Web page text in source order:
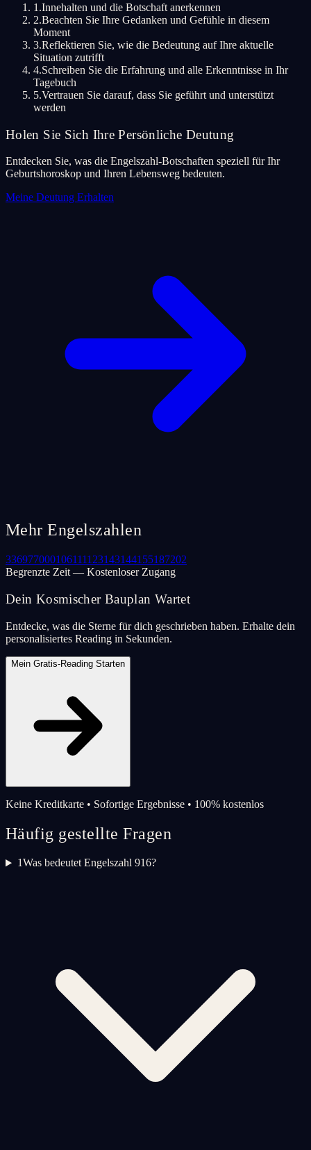
1.Innehalten und die Botschaft anerkennen
2.Beachten Sie Ihre Gedanken und Gefühle in diesem
Moment
3.Reflektieren Sie, wie die Bedeutung auf Ihre aktuelle
Situation zutrifft
4.Schreiben Sie die Erfahrung und alle Erkenntnisse in Ihr
Tagebuch
5.Vertrauen Sie darauf, dass Sie geführt und unterstützt
werden
Holen Sie Sich Ihre Persönliche Deutung
Entdecken Sie, was die Engelszahl-Botschaften speziell für Ihr
Geburtshoroskop und Ihren Lebensweg bedeuten.
Meine Deutung Erhalten
Mehr Engelszahlen
336977000106111123143144155187202
Begrenzte Zeit — Kostenloser Zugang
Dein Kosmischer Bauplan Wartet
Entdecke, was die Sterne für dich geschrieben haben. Erhalte dein
personalisiertes Reading in Sekunden.
Mein Gratis-Reading Starten
Keine Kreditkarte • Sofortige Ergebnisse • 100% kostenlos
Häufig gestellte Fragen
1Was bedeutet Engelszahl 916?